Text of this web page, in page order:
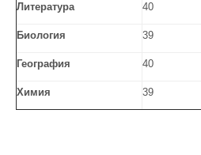
Литература 40
Биология 39
География 40
Химия 39